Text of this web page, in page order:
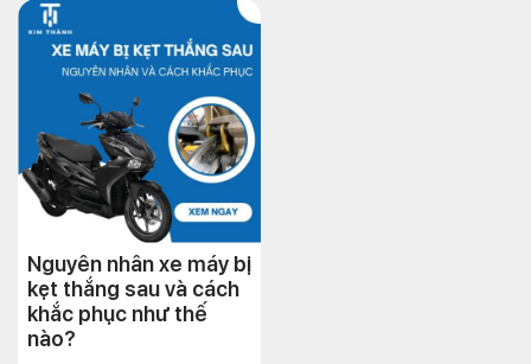
Nguyên nhân xe máy bị
kẹt thắng sau và cách
khắc phục như thế
nào?